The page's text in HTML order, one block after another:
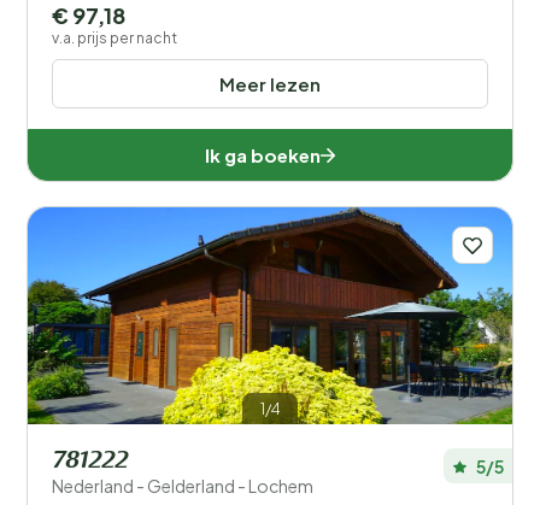
Meer lezen
€ 97,18
v.a. prijs per nacht
Ik ga boeken
1/4
781222
Nederland - Gelderland - Lochem
5/5